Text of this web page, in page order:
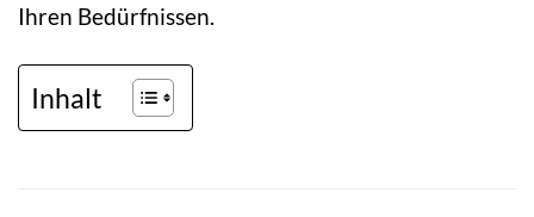
Ihren Bedürfnissen.
Inhalt